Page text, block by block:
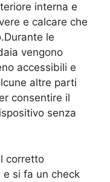
interna e
e calcare che
le
vengono
accessibili e
altre parti
consentire il
senza
corretto
si fa un check